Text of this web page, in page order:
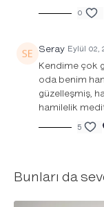
0
Seray Eylül 02,
Kendime çok
oda benim
güzelleşmiş,
hamilelik
5
Bunları da